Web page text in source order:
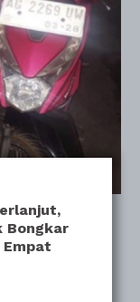
Bongkar